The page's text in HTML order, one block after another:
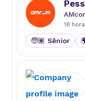
18
🧓🏽 Sênior